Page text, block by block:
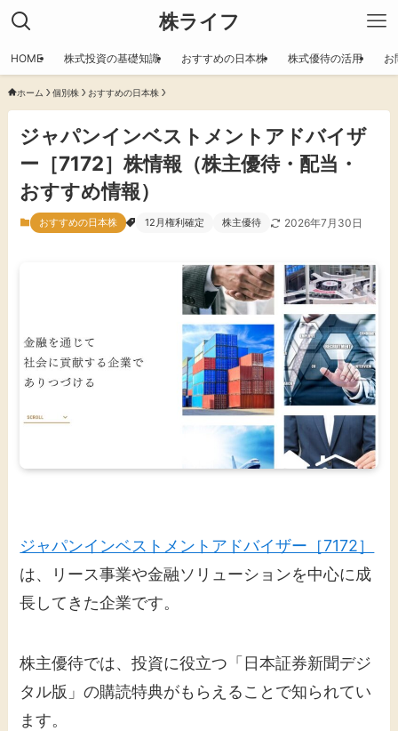
株ライフ
HOME 株式投資の基礎知識 おすすめの日本株 株式優待の活用 お
ホーム 個別株 おすすめの日本株
ジャパンインベストメントアドバイザ
ー［7172］株情報（株主優待・配当・
おすすめ情報）
おすすめの日本株 12月権利確定 株主優待 2026年7月30日
ジャパンインベストメントアドバイザー［7172］
は、リース事業や金融ソリューションを中心に成
長してきた企業です。
株主優待では、投資に役立つ「日本証券新聞デジ
タル版」の購読特典がもらえることで知られてい
ます。